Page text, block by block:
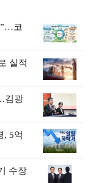
”…코
실적
김광
, 5억
수장